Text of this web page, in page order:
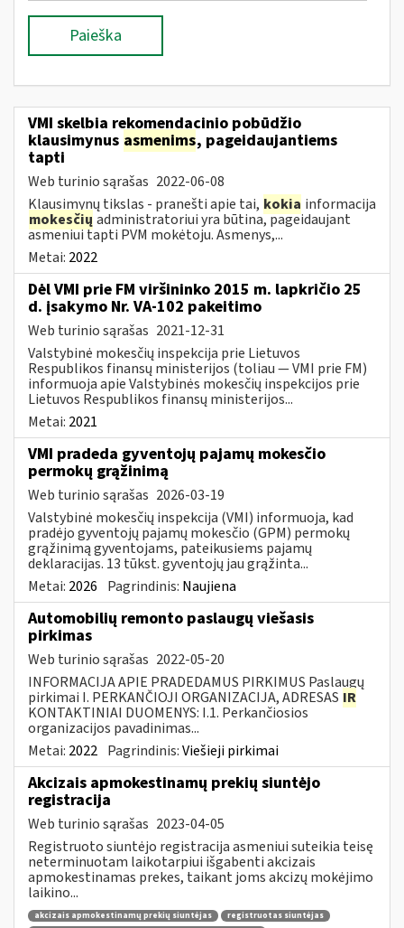
Paieška
VMI skelbia rekomendacinio pobūdžio
klausimynus asmenims, pageidaujantiems
tapti
Web turinio sąrašas 2022-06-08
Klausimynų tikslas - pranešti apie tai, kokia informacija
mokesčių administratoriui yra būtina, pageidaujant
asmeniui tapti PVM mokėtoju. Asmenys,...
Metai: 2022
Dėl VMI prie FM viršininko 2015 m. lapkričio 25
d. įsakymo Nr. VA-102 pakeitimo
Web turinio sąrašas 2021-12-31
Valstybinė mokesčių inspekcija prie Lietuvos
Respublikos finansų ministerijos (toliau ― VMI prie FM)
informuoja apie Valstybinės mokesčių inspekcijos prie
Lietuvos Respublikos finansų ministerijos...
Metai: 2021
VMI pradeda gyventojų pajamų mokesčio
permokų grąžinimą
Web turinio sąrašas 2026-03-19
Valstybinė mokesčių inspekcija (VMI) informuoja, kad
pradėjo gyventojų pajamų mokesčio (GPM) permokų
grąžinimą gyventojams, pateikusiems pajamų
deklaracijas. 13 tūkst. gyventojų jau grąžinta...
Metai: 2026 Pagrindinis: Naujiena
Automobilių remonto paslaugų viešasis
pirkimas
Web turinio sąrašas 2022-05-20
INFORMACIJA APIE PRADEDAMUS PIRKIMUS Paslaugų
pirkimai I. PERKANČIOJI ORGANIZACIJA, ADRESAS IR
KONTAKTINIAI DUOMENYS: I.1. Perkančiosios
organizacijos pavadinimas...
Metai: 2022 Pagrindinis:Viešieji pirkimai
Akcizais apmokestinamų prekių siuntėjo
registracija
Web turinio sąrašas 2023-04-05
Registruoto siuntėjo registracija asmeniui suteikia teisę
neterminuotam laikotarpiui išgabenti akcizais
apmokestinamas prekes, taikant joms akcizų mokėjimo
laikino...
akcizais apmokestinamų prekių siuntėjas
registruotas siuntėjas